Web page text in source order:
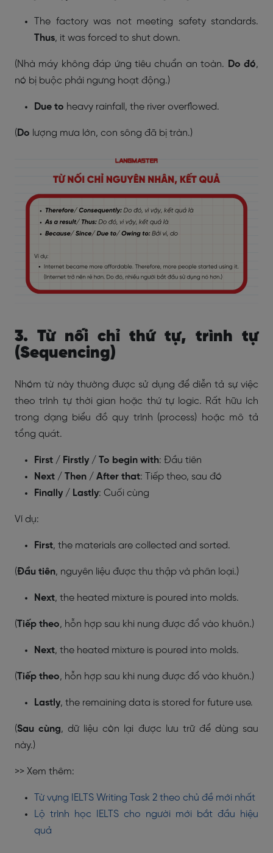
The factory was not meeting safety standards.
Thus, it was forced to shut down.
(Nhà máy không đáp ứng tiêu chuẩn an toàn. Do đó,
nó bị buộc phải ngưng hoạt động.)
Due to heavy rainfall, the river overflowed.
( Do lượng mưa lớn, con sông đã bị tràn.)
3. Từ nối chỉ thứ tự, trình tự
(Sequencing)
Nhóm từ này thường được sử dụng để diễn tả sự việc
theo trình tự thời gian hoặc thứ tự logic. Rất hữu ích
trong dạng biểu đồ quy trình (process) hoặc mô tả
tổng quát.
First / Firstly / To begin with: Đầu tiên
Next / Then / After that: Tiếp theo, sau đó
Finally / Lastly: Cuối cùng
Ví dụ:
First, the materials are collected and sorted.
(Đầu tiên, nguyên liệu được thu thập và phân loại.)
Next, the heated mixture is poured into molds.
(Tiếp theo, hỗn hợp sau khi nung được đổ vào khuôn.)
Next, the heated mixture is poured into molds.
(Tiếp theo, hỗn hợp sau khi nung được đổ vào khuôn.)
Lastly, the remaining data is stored for future use.
(Sau cùng, dữ liệu còn lại được lưu trữ để dùng sau
này.)
>> Xem thêm:
Từ vựng IELTS Writing Task 2 theo chủ đề mới nhất
Lộ trình học IELTS cho người mới bắt đầu hiệu
quả